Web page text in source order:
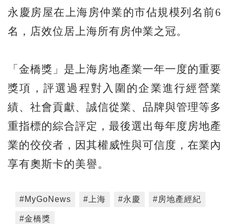
永慶房屋在上海房仲業的市佔規模列名前6
名，店效位居上海所有房仲業之冠。
「金橋獎」是上海房地產業一年一度的重要
獎項，評選過程對入圍的企業進行經營業
績、社會貢獻、誠信從業、品牌與管理等多
重指標的綜合評定，最後選出每年度房地產
業的佼佼者，因其權威性與可信度，在業內
享有奧斯卡的美譽。
#MyGoNews #上海 #永慶 #房地產經紀
#金橋獎